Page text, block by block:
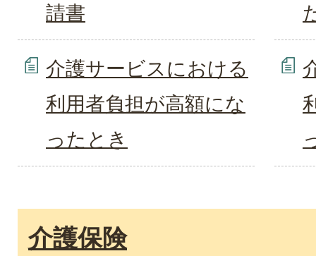
請書
介護サービスにおける
利用者負担が高額にな
ったとき
介護保険